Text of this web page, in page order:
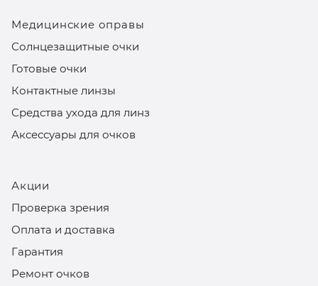
Медицинские оправы
Солнцезащитные очки
Готовые очки
Контактные линзы
Средства ухода для линз
Аксессуары для очков
Акции
Проверка зрения
Оплата и доставка
Гарантия
Ремонт очков